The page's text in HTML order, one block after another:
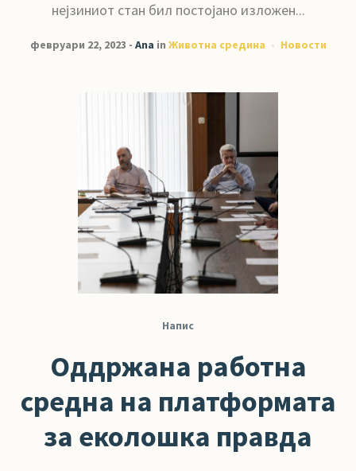
нејзиниот стан бил постојано изложен...
февруари 22, 2023 Ana in Животна средина Новости
Напис
Оддржана работна
средна на платформата
за еколошка правда